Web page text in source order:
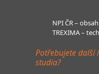
NPI ČR – obsah
TREXIMA –
Potřebujete další
studia?